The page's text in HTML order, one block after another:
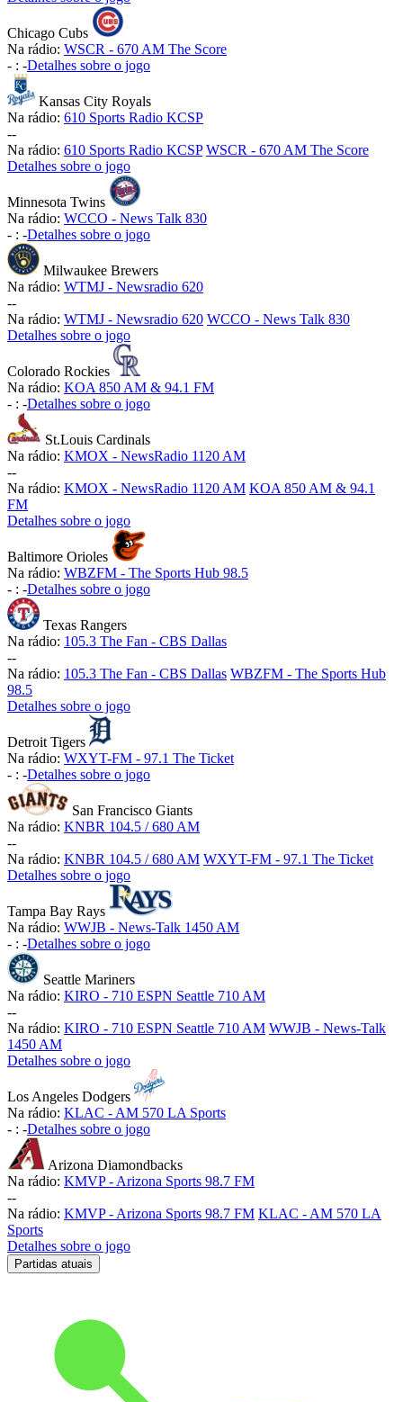
Chicago Cubs
Na rádio: WSCR - 670 AM The Score
- : -Detalhes sobre o jogo
Kansas City Royals
Na rádio: 610 Sports Radio KCSP
--
Na rádio: 610 Sports Radio KCSP WSCR - 670 AM The Score
Detalhes sobre o jogo
Minnesota Twins
Na rádio: WCCO - News Talk 830
- : -Detalhes sobre o jogo
Milwaukee Brewers
Na rádio: WTMJ - Newsradio 620
--
Na rádio: WTMJ - Newsradio 620 WCCO - News Talk 830
Detalhes sobre o jogo
Colorado Rockies
Na rádio: KOA 850 AM & 94.1 FM
- : -Detalhes sobre o jogo
St.Louis Cardinals
Na rádio: KMOX - NewsRadio 1120 AM
--
Na rádio: KMOX - NewsRadio 1120 AM KOA 850 AM & 94.1
FM
Detalhes sobre o jogo
Baltimore Orioles
Na rádio: WBZFM - The Sports Hub 98.5
- : -Detalhes sobre o jogo
Texas Rangers
Na rádio: 105.3 The Fan - CBS Dallas
--
Na rádio: 105.3 The Fan - CBS Dallas WBZFM - The Sports Hub
98.5
Detalhes sobre o jogo
Detroit Tigers
Na rádio: WXYT-FM - 97.1 The Ticket
- : -Detalhes sobre o jogo
San Francisco Giants
Na rádio: KNBR 104.5 / 680 AM
--
Na rádio: KNBR 104.5 / 680 AM WXYT-FM - 97.1 The Ticket
Detalhes sobre o jogo
Tampa Bay Rays
Na rádio: WWJB - News-Talk 1450 AM
- : -Detalhes sobre o jogo
Seattle Mariners
Na rádio: KIRO - 710 ESPN Seattle 710 AM
--
Na rádio: KIRO - 710 ESPN Seattle 710 AM WWJB - News-Talk
1450 AM
Detalhes sobre o jogo
Los Angeles Dodgers
Na rádio: KLAC - AM 570 LA Sports
- : -Detalhes sobre o jogo
Arizona Diamondbacks
Na rádio: KMVP - Arizona Sports 98.7 FM
--
Na rádio: KMVP - Arizona Sports 98.7 FM KLAC - AM 570 LA
Sports
Detalhes sobre o jogo
Partidas atuais